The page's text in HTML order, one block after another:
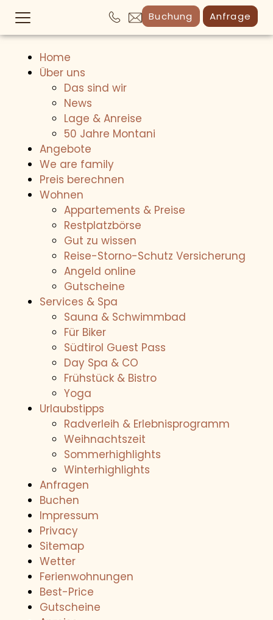
Buchung Anfrage
ÜBER UNS
ANGEBOTE
WE ARE FAMILY
WOHNEN
SERVICES & SPA
Home
Über uns
Das sind wir
News
Lage & Anreise
50 Jahre Montani
Angebote
We are family
Preis berechnen
Wohnen
Appartements & Preise
Restplatzbörse
Gut zu wissen
Reise-Storno-Schutz Versicherung
Angeld online
Gutscheine
Services & Spa
Sauna & Schwimmbad
Für Biker
Südtirol Guest Pass
Day Spa & CO
Frühstück & Bistro
Yoga
Urlaubstipps
Radverleih & Erlebnisprogramm
Weihnachtszeit
Sommerhighlights
Winterhighlights
Anfragen
Buchen
Impressum
Privacy
Sitemap
Wetter
Ferienwohnungen
Best-Price
Gutscheine